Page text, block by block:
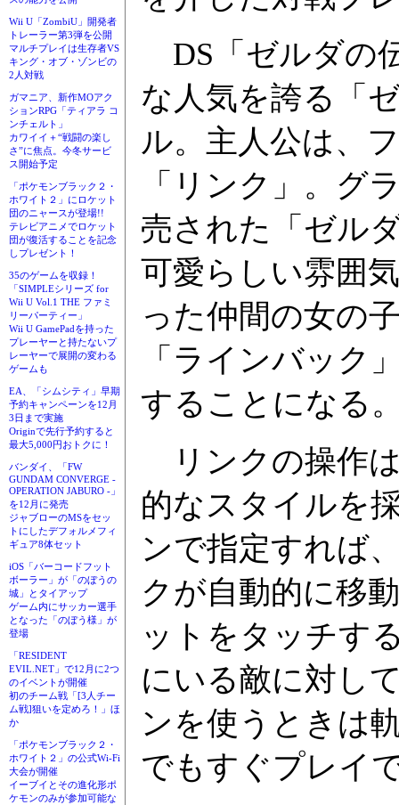
Wii U「ZombiU」開発者
トレーラー第3弾を公開
マルチプレイは生存者VS
キング・オブ・ゾンビの
2人対戦
ガマニア、新作MOアク
ションRPG「ティアラ コ
ンチェルト」
カワイイ＋“戦闘の楽し
さ”に焦点。今冬サービ
ス開始予定
「ポケモンブラック２・
ホワイト２」にロケット
団のニャースが登場!!
テレビアニメでロケット
団が復活することを記念
しプレゼント！
35のゲームを収録！
「SIMPLEシリーズ for
Wii U Vol.1 THE ファミ
リーパーティー」
Wii U GamePadを持った
プレーヤーと持たないプ
レーヤーで展開の変わる
ゲームも
EA、「シムシティ」早期
予約キャンペーンを12月
3日まで実施
Originで先行予約すると
最大5,000円おトクに！
バンダイ、「FW
GUNDAM CONVERGE -
OPERATION JABURO -」
を12月に発売
ジャブローのMSをセッ
トにしたデフォルメフィ
ギュア8体セット
iOS「バーコードフット
ボーラー」が「のぼうの
城」とタイアップ
ゲーム内にサッカー選手
となった「のぼう様」が
登場
「RESIDENT
EVIL.NET」で12月に2つ
のイベントが開催
初のチーム戦「[3人チー
ム戦]狙いを定めろ！」ほ
か
「ポケモンブラック２・
ホワイト２」の公式Wi-Fi
大会が開催
イーブイとその進化形ポ
ケモンのみが参加可能な
DS「ゼルダの
な人気を誇る「
ル。主人公は、
「リンク」。グ
売された「ゼル
可愛らしい雰囲
った仲間の女の
「ラインバック
することになる
リンクの操作
的なスタイルを
ンで指定すれば
クが自動的に移
ットをタッチす
にいる敵に対し
ンを使うときは
でもすぐプレイ